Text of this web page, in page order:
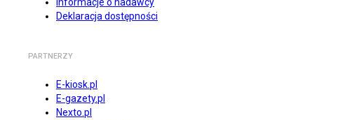
Deklaracja dostępności
PARTNERZY
E-kiosk.pl
E-gazety.pl
Nexto.pl